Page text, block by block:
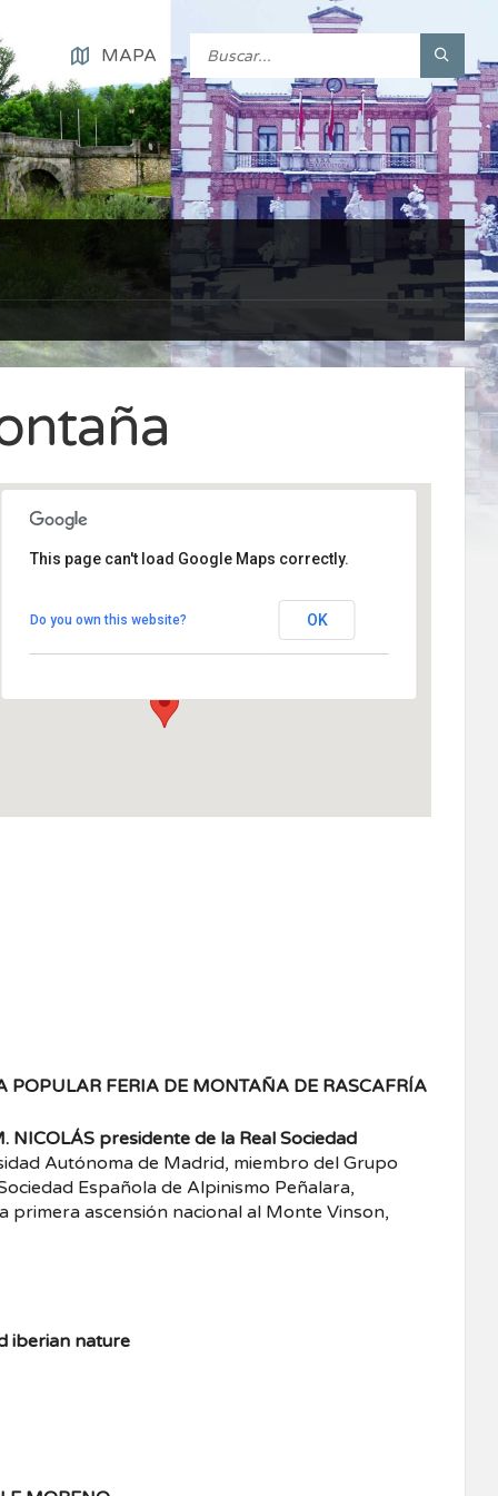
MAPA
Plaza de la Villa nº1
Plaza de la Villa nº 1 - Rascafria
This page can't load Google Maps correctly.
Do you own this website? OK
POPULAR FERIA DE MONTAÑA DE RASCAFRÍA
NICOLÁS presidente de la Real Sociedad
Autónoma de Madrid, miembro del Grupo
Española de Alpinismo Peñalara,
primera ascensión nacional al Monte Vinson,
iberian nature